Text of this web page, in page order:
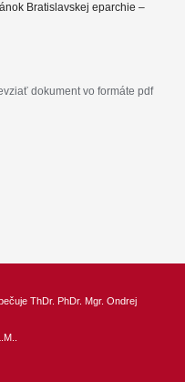
Bratislavskej eparchie –
dokument vo formáte pdf
ThDr. PhDr. Mgr. Ondrej